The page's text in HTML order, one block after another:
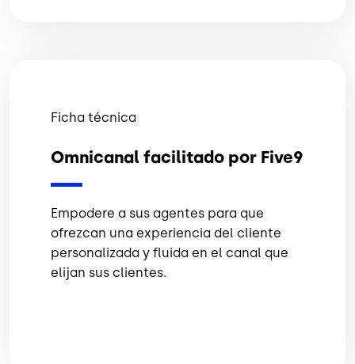
Ficha técnica
Omnicanal facilitado por Five9
Empodere a sus agentes para que
ofrezcan una experiencia del cliente
personalizada y fluida en el canal que
elijan sus clientes.